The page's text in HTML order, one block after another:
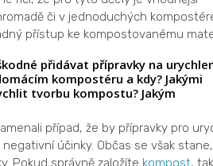
či v jednoduchých
přístup ke kompostovanému
přidávat přípravky na
kompostéru a kdy? Jakými
tvorbu kompostu? Jakým
případ, že by přípravky pro
účinky. Občas se však
Pokud správně založíte kompost,